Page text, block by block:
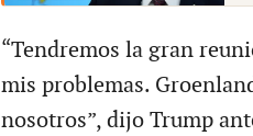
“Tendremos la gran
mis problemas.
nosotros”, dijo Trump